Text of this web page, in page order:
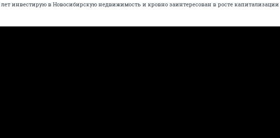
инвестирую в Новосибирскую недвижимость и кровно заинтересован в росте капитализации